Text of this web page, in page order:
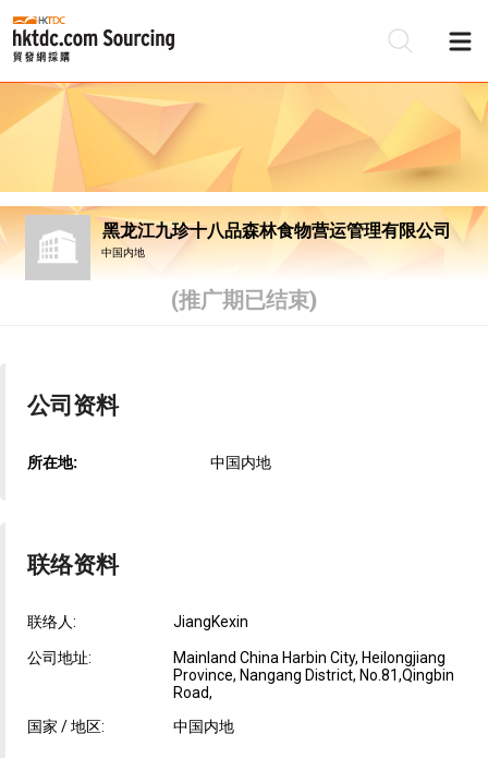
黑龙江九珍十八品森林食物营运管理有限公司
中国内地
(推广期已结束)
公司资料
所在地: 中国内地
联络资料
联络人: JiangKexin
公司地址:
Mainland China Harbin City, Heilongjiang
Province, Nangang District, No.81,Qingbin
Road,
国家 / 地区:
中国内地